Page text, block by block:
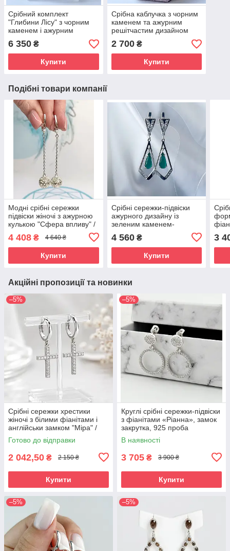
Срібний комплект
"Глибини Лісу" з чорним
каменем і ажурним
дизайном (сережки і
каблучка)
6 350 ₴
Купити
Срібна каблучка з чорним
каменем та ажурним
решітчастим дизайном
«Глибини Лісу», проба
925
2 700₴
Купити
Подібні товари компанії
Модні срібні сережки
підвіски жіночі з ажурною
кулькою "Сфера впливу" /
Сережки срібло 925 проби
4 408 ₴ 4 640 ₴
Купити
Срібні сережки-підвіски
ажурного дизайну із
зеленим каменем-
925
4 560₴
Купити
3
Акційні пропозиції та новинки
–5%
Срібні сережки хрестики
жіночі з білими фіанітами і
англійськи замком "Міра" /
Стильні сережки срібло з
камінням
Готово до відправки
2 042,50 ₴ 2 150 ₴
Купити
–5%
Круглі срібні сережки-підвіски
з фіанітами «Ріанна», замок
закрутка, 925 проба
В наявності
3 705 ₴ 3 900 ₴
Купити
–5% –5%